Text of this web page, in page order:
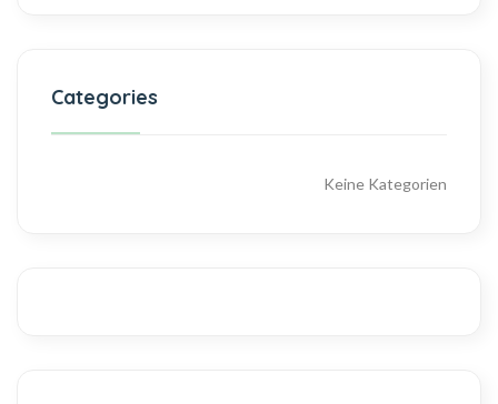
Categories
Keine Kategorien